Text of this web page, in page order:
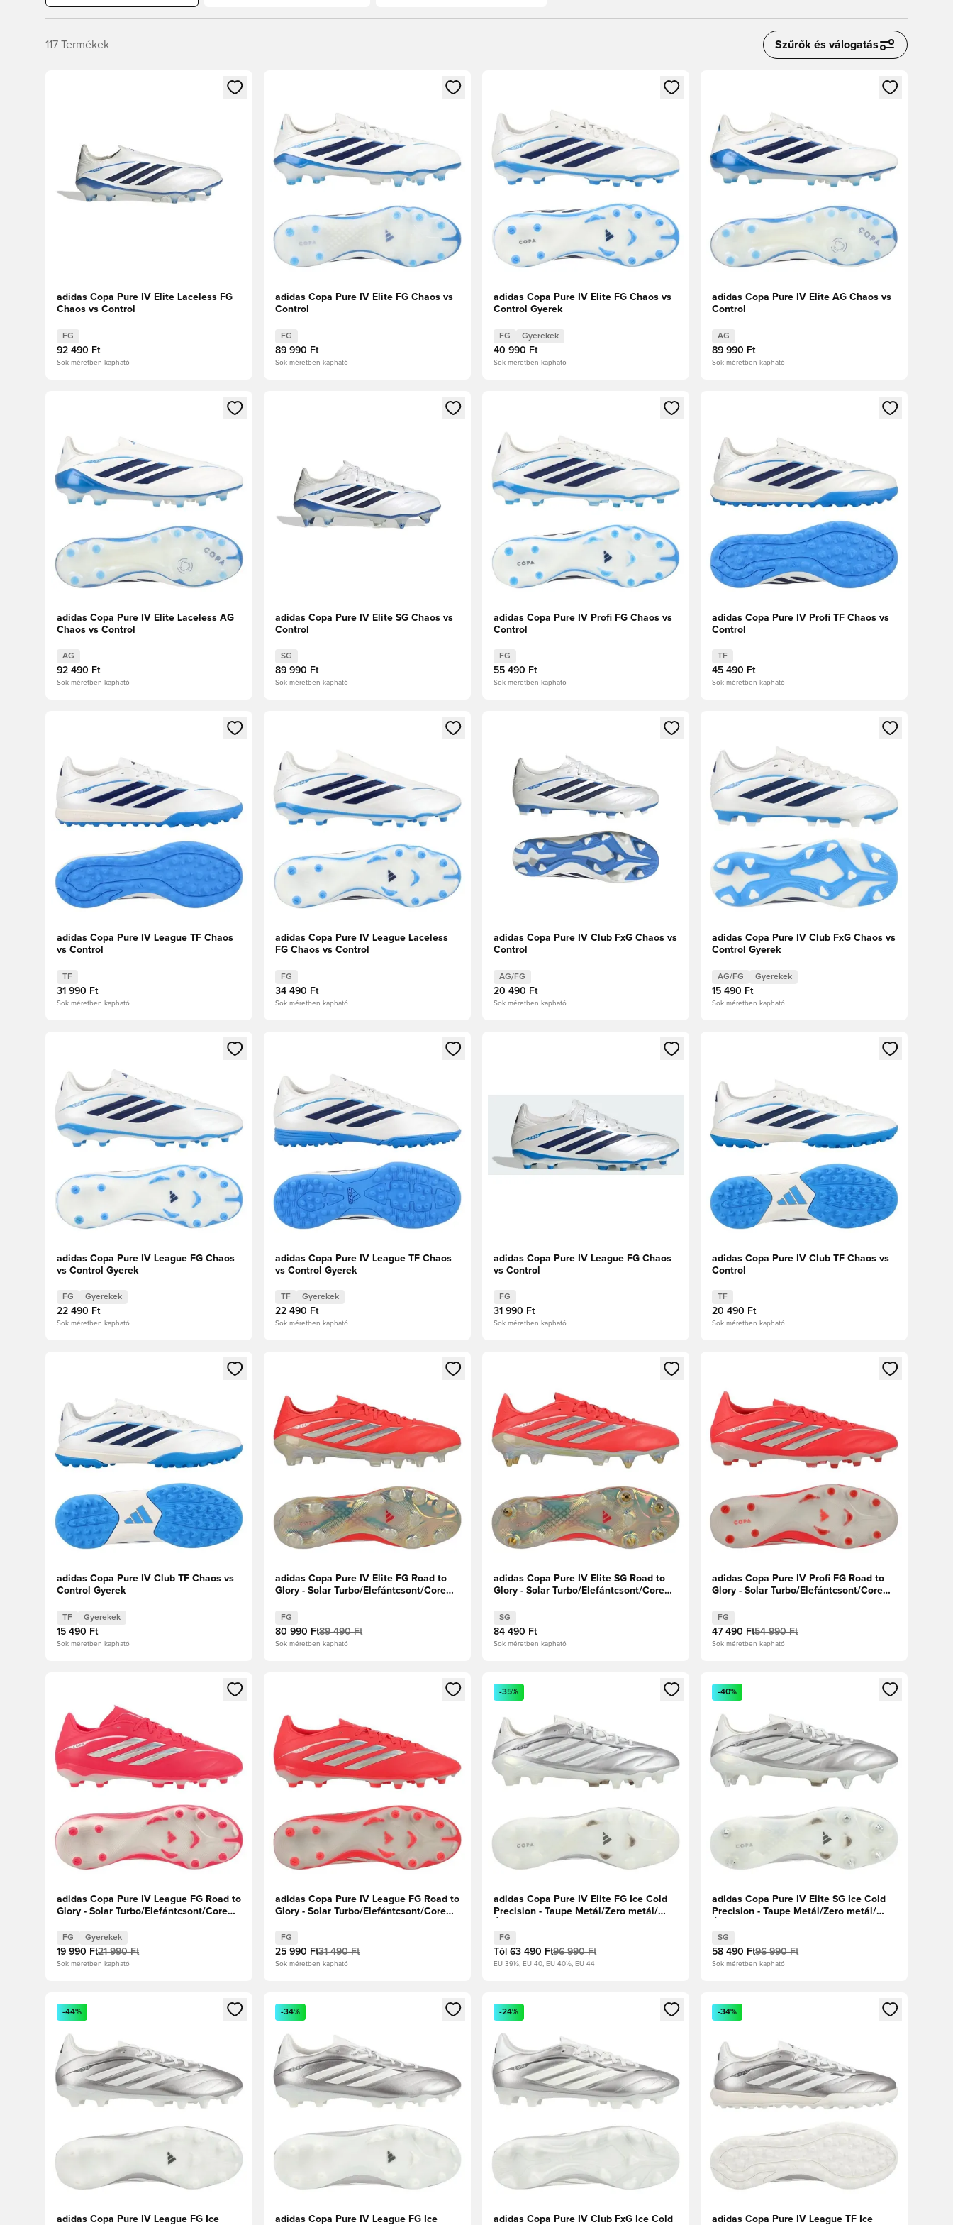
117 Termékek Szűrők és válogatás
Megnyit egy modált a bejelentkezéshez vagy a tagként való regisztrációhoz
adidas Copa Pure IV Elite Laceless FG
Chaos vs Control
FG
92 490 Ft
Sok méretben kapható
Megnyit egy modált a bejelentkezéshez vagy a tagként való regisztrációhoz
adidas Copa Pure IV Elite FG Chaos vs
Control
FG
89 990 Ft
Sok méretben kapható
Megnyit egy modált a bejelentkezéshez vagy a tagként való regisztrációhoz
adidas Copa Pure IV Elite FG Chaos vs
Control Gyerek
FG Gyerekek
40 990 Ft
Sok méretben kapható
Megnyit egy modált a bejelentkezéshez vagy a
adidas Copa Pure IV Elite AG Chaos vs
Control
AG
89 990 Ft
Sok méretben kapható
Megnyit egy modált a bejelentkezéshez vagy a tagként való regisztrációhoz
adidas Copa Pure IV Elite Laceless AG
Chaos vs Control
AG
92 490 Ft
Sok méretben kapható
Megnyit egy modált a bejelentkezéshez vagy a tagként való regisztrációhoz
adidas Copa Pure IV Elite SG Chaos vs
Control
SG
89 990 Ft
Sok méretben kapható
Megnyit egy modált a bejelentkezéshez vagy a tagként való regisztrációhoz
adidas Copa Pure IV Profi FG Chaos vs
Control
FG
55 490 Ft
Sok méretben kapható
Megnyit egy modált a bejelentkezéshez vagy a
adidas Copa Pure IV Profi TF Chaos vs
Control
TF
45 490 Ft
Sok méretben kapható
Megnyit egy modált a bejelentkezéshez vagy a tagként való regisztrációhoz
adidas Copa Pure IV League TF Chaos
vs Control
TF
31 990 Ft
Sok méretben kapható
Megnyit egy modált a bejelentkezéshez vagy a tagként való regisztrációhoz
adidas Copa Pure IV League Laceless
FG Chaos vs Control
FG
34 490 Ft
Sok méretben kapható
Megnyit egy modált a bejelentkezéshez vagy a tagként való regisztrációhoz
adidas Copa Pure IV Club FxG Chaos vs
Control
AG/FG
20 490 Ft
Sok méretben kapható
Megnyit egy modált a bejelentkezéshez vagy a
adidas Copa Pure IV Club FxG Chaos vs
Control Gyerek
AG/FG Gyerekek
15 490 Ft
Sok méretben kapható
Megnyit egy modált a bejelentkezéshez vagy a tagként való regisztrációhoz
adidas Copa Pure IV League FG Chaos
vs Control Gyerek
FG Gyerekek
22 490 Ft
Sok méretben kapható
Megnyit egy modált a bejelentkezéshez vagy a tagként való regisztrációhoz
adidas Copa Pure IV League TF Chaos
vs Control Gyerek
TF Gyerekek
22 490 Ft
Sok méretben kapható
Megnyit egy modált a bejelentkezéshez vagy a tagként való regisztrációhoz
adidas Copa Pure IV League FG Chaos
vs Control
FG
31 990 Ft
Sok méretben kapható
Megnyit egy modált a bejelentkezéshez vagy a
adidas Copa Pure IV Club TF Chaos vs
Control
TF
20 490 Ft
Sok méretben kapható
Megnyit egy modált a bejelentkezéshez vagy a tagként való regisztrációhoz
adidas Copa Pure IV Club TF Chaos vs
Control Gyerek
TF Gyerekek
15 490 Ft
Sok méretben kapható
Megnyit egy modált a bejelentkezéshez vagy a tagként való regisztrációhoz
adidas Copa Pure IV Elite FG Road to
Glory - Solar Turbo/Elefántcsont/Core
FG
80 990 Ft89 490 Ft
Sok méretben kapható
Megnyit egy modált a bejelentkezéshez vagy a tagként való regisztrációhoz
adidas Copa Pure IV Elite SG Road to
Glory - Solar Turbo/Elefántcsont/Core
SG
84 490 Ft
Sok méretben kapható
Megnyit egy modált a bejelentkezéshez vagy a
adidas Copa Pure IV Profi FG Road to
Glory - Solar Turbo/Elefántcsont/Core
FG
47 490 Ft54 990 Ft
Sok méretben kapható
Megnyit egy modált a bejelentkezéshez vagy a tagként való regisztrációhoz
adidas Copa Pure IV League FG Road to
Glory - Solar Turbo/Elefántcsont/Core
FG Gyerekek
19 990 Ft21 990 Ft
Sok méretben kapható
Megnyit egy modált a bejelentkezéshez vagy a tagként való regisztrációhoz
adidas Copa Pure IV League FG Road to
Glory - Solar Turbo/Elefántcsont/Core
FG
25 990 Ft31 490 Ft
Sok méretben kapható
Megnyit egy modált a bejelentkezéshez vagy a tagként való regisztrációhoz
-35%
adidas Copa Pure IV Elite FG Ice Cold
Precision - Taupe Metál/Zero metál/
FG
Tól 63 490 Ft96 990 Ft
EU 39½, EU 40, EU 40½, EU 44
Megnyit egy modált a bejelentkezéshez vagy a
-40%
adidas Copa Pure IV Elite SG Ice Cold
Precision - Taupe Metál/Zero metál/
SG
58 490 Ft96 990 Ft
Sok méretben kapható
Megnyit egy modált a bejelentkezéshez vagy a tagként való regisztrációhoz
-44%
adidas Copa Pure IV League FG Ice
Megnyit egy modált a bejelentkezéshez vagy a tagként való regisztrációhoz
-34%
adidas Copa Pure IV League FG Ice
Megnyit egy modált a bejelentkezéshez vagy a tagként való regisztrációhoz
-24%
adidas Copa Pure IV Club FxG Ice Cold
Megnyit egy modált a bejelentkezéshez vagy a
-34%
adidas Copa Pure IV League TF Ice